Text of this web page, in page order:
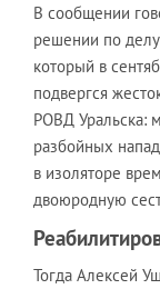
В сообщении
решении по
который в
подвергся
РОВД Уральска:
разбойных
в изоляторе
двоюродную
Тогда Алексей